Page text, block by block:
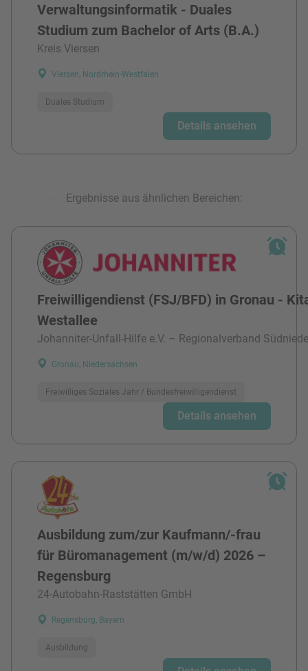
Verwaltungsinformatik - Duales
Studium zum Bachelor of Arts (B.A.)
Kreis Viersen
Viersen, Nordrhein-Westfalen
Duales Studium
Details ansehen
Ergebnisse aus ähnlichen Bereichen:
Freiwilligendienst (FSJ/BFD) in Gronau -
Westallee
Johanniter-Unfall-Hilfe e.V. – Regionalverband
Gronau, Niedersachsen
Freiwilliges Soziales Jahr / Bundesfreiwilligendienst
Details ansehen
Ausbildung zum/zur Kaufmann/-frau
für Büromanagement (m/w/d) 2026 –
Regensburg
24-Autobahn-Raststätten GmbH
Regensburg, Bayern
Ausbildung